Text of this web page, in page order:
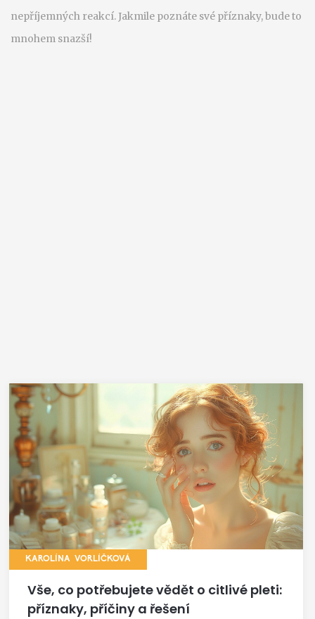
nepříjemných reakcí. Jakmile poznáte své příznaky, bude to
mnohem snazší!
KAROLÍNA VORLÍČKOVÁ
Vše, co potřebujete vědět o citlivé pleti:
příznaky, příčiny a řešení